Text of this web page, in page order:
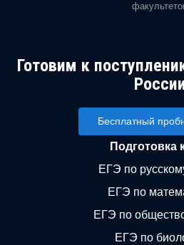
Готовим к
Бесплатный
Подготовка
ЕГЭ по
ЕГЭ по
ЕГЭ по
ЕГЭ по